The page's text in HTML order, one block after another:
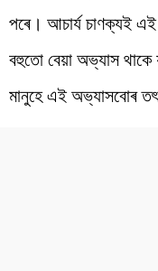
পৰে। আচাৰ্য চাণক্যই এই
বহুতো বেয়া অভ্যাস থাকে
মানুহে এই অভ্যাসবোৰ